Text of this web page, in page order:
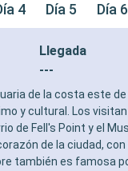
4 Día 5 Día 6
Llegada
---
de la costa este de
y cultural. Los
de Fell's Point y el
de la ciudad,
también es famosa